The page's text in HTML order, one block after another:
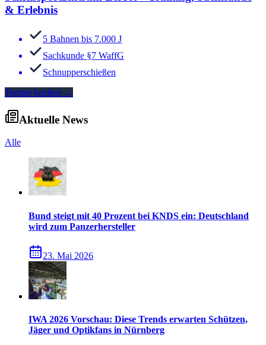
& Erlebnis
5 Bahnen bis 7.000 J
Sachkunde §7 WaffG
Schnupperschießen
Termin buchen →
Aktuelle News
Alle
Bund steigt mit 40 Prozent bei KNDS ein: Deutschland
wird zum Panzerhersteller
23. Mai 2026
IWA 2026 Vorschau: Diese Trends erwarten Schützen,
Jäger und Optikfans in Nürnberg